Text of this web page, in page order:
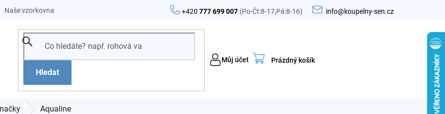
+420777 699 007 (Po-Čt:8-17,Pá:8-16) info@koupelny-sen.cz
Naše vzorkovna
Hledat
Můj účet
Nákupní
Prázdný košík
Aqualine